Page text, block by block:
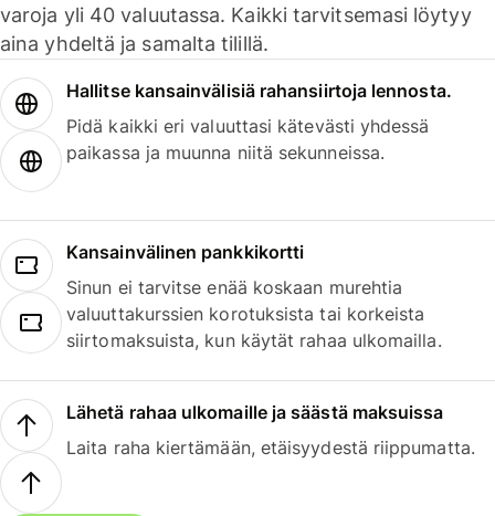
varoja yli 40 valuutassa. Kaikki tarvitsemasi löytyy
aina yhdeltä ja samalta tilillä.
Hallitse kansainvälisiä rahansiirtoja lennosta.
Pidä kaikki eri valuuttasi kätevästi yhdessä
paikassa ja muunna niitä sekunneissa.
Kansainvälinen pankkikortti
Sinun ei tarvitse enää koskaan murehtia
valuuttakurssien korotuksista tai korkeista
siirtomaksuista, kun käytät rahaa ulkomailla.
Lähetä rahaa ulkomaille ja säästä maksuissa
Laita raha kiertämään, etäisyydestä riippumatta.